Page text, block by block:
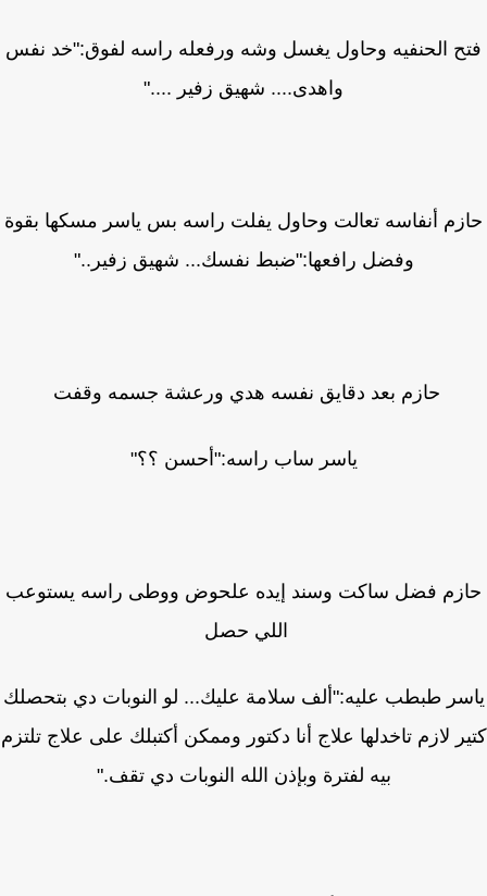
الحنفيه وحاول يغسل وشه ورفعله راسه لفوق:"خد نفس
واهدى.... شهيق زفير ...."
أنفاسه تعالت وحاول يفلت راسه بس ياسر مسكها بقوة
وفضل رافعها:"ضبط نفسك... شهيق زفير.."
حازم بعد دقايق نفسه هدي ورعشة جسمه وقفت
ياسر ساب راسه:"أحسن ؟؟"
فضل ساكت وسند إيده علحوض ووطى راسه يستوعب
اللي حصل
طبطب عليه:"ألف سلامة عليك... لو النوبات دي بتحصلك
لازم تاخدلها علاج أنا دكتور وممكن أكتبلك على علاج تلتزم
بيه لفترة وبإذن الله النوبات دي تقف."